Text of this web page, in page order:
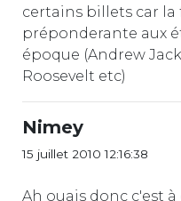
certains billets car
préponderante aux
époque (Andrew
Roosevelt etc)
Nimey
15 juillet 2010 12:16:38
Ah ouais donc c'est